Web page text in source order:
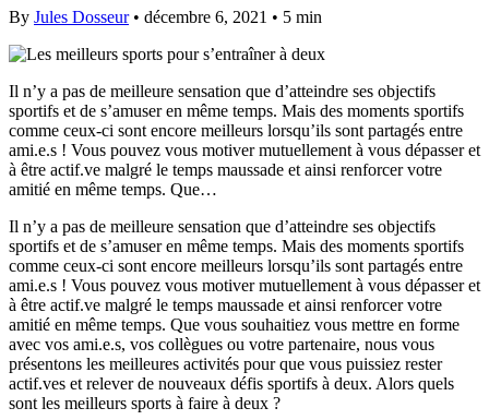
By Jules Dosseur• décembre 6, 2021 • 5 min
Il n’y a pas de meilleure sensation que d’atteindre ses objectifs
sportifs et de s’amuser en même temps. Mais des moments sportifs
comme ceux-ci sont encore meilleurs lorsqu’ils sont partagés entre
ami.e.s ! Vous pouvez vous motiver mutuellement à vous dépasser et
à être actif.ve malgré le temps maussade et ainsi renforcer votre
amitié en même temps. Que…
Il n’y a pas de meilleure sensation que d’atteindre ses objectifs
sportifs et de s’amuser en même temps. Mais des moments sportifs
comme ceux-ci sont encore meilleurs lorsqu’ils sont partagés entre
ami.e.s ! Vous pouvez vous motiver mutuellement à vous dépasser et
à être actif.ve malgré le temps maussade et ainsi renforcer votre
amitié en même temps. Que vous souhaitiez vous mettre en forme
avec vos ami.e.s, vos collègues ou votre partenaire, nous vous
présentons les meilleures activités pour que vous puissiez rester
actif.ves et relever de nouveaux défis sportifs à deux. Alors quels
sont les meilleurs sports à faire à deux ?